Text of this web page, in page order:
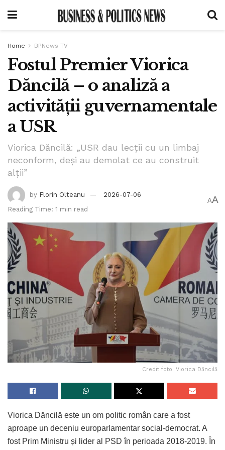
Home BPNews TV
Fostul Premier Viorica
Dăncilă – o analiză a
activității guvernamentale
a USR
Viorica Dăncilă: „USR dau lecții cu un limbaj
neconform, deși au demolat ce au construit
alții”
by Florin Olteanu
2026-07-06
Reading Time: 1 min read
AA
Credit foto: Viorica Dăncilă
Viorica Dăncilă este un om politic român care a fost
aproape un deceniu europarlamentar social-democrat. A
fost Prim Ministru și lider al PSD în perioada 2018-2019. În